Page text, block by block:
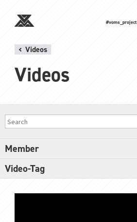
#voms_project
Videos
Videos
Member
Video-Tag